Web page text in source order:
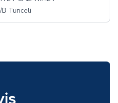
B Tunceli